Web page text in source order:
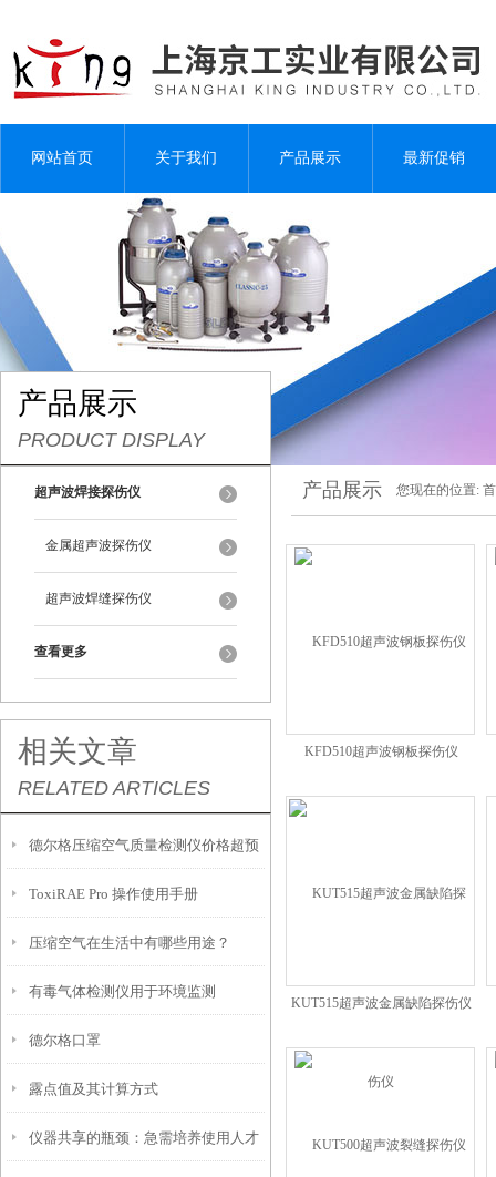
网站首页 关于我们 产品展示 最新促销
产品展示
PRODUCT DISPLAY
超声波焊接探伤仪
金属超声波探伤仪
超声波焊缝探伤仪
查看更多
相关文章
RELATED ARTICLES
德尔格压缩空气质量检测仪价格超预
算 解决方案
ToxiRAE Pro 操作使用手册
压缩空气在生活中有哪些用途？
有毒气体检测仪用于环境监测
德尔格口罩
露点值及其计算方式
仪器共享的瓶颈：急需培养使用人才
产品展示 您现在的位置:
KFD510超声波钢板探伤仪
KUT515超声波金属缺陷探伤仪